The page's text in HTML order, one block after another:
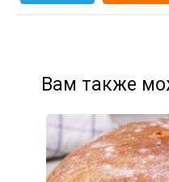
Вам также